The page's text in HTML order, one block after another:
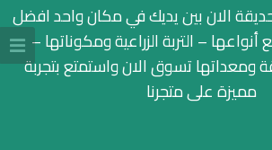
الان بين يديك في مكان واحد افضل
أنواعها – التربة الزراعية ومكوناتها –
ومعداتها تسوق الان واستمتع بتجربة
مميزة على متجرنا